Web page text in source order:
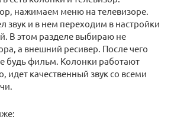
нажимаем меню на телевизоре.
звук и в нем переходим в настройки
В этом разделе выбираю не
а внешний ресивер. После чего
будь фильм. Колонки работают
идет качественный звук со всеми